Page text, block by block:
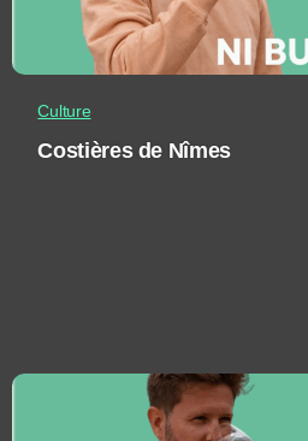
Culture
Costières de Nîmes